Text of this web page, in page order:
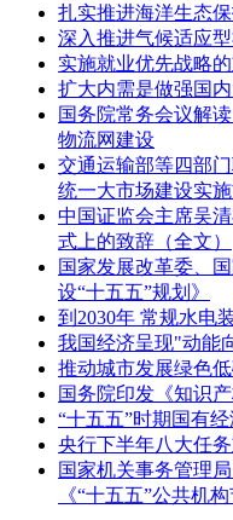
扎实推进海洋生态
深入推进气候适应
实施就业优先战略
扩大内需是做强国
国务院常务会议解
物流网建设
交通运输部等四部
统一大市场建设实施
中国证监会主席吴
式上的致辞（全文）
国家发展改革委、
设“十五五”规划》
到2030年 常规水电
我国经济呈现"动能
推动城市发展绿色
国务院印发《知识
“十五五”时期国有
央行下半年八大任
国家机关事务管理
《“十五五”公共机